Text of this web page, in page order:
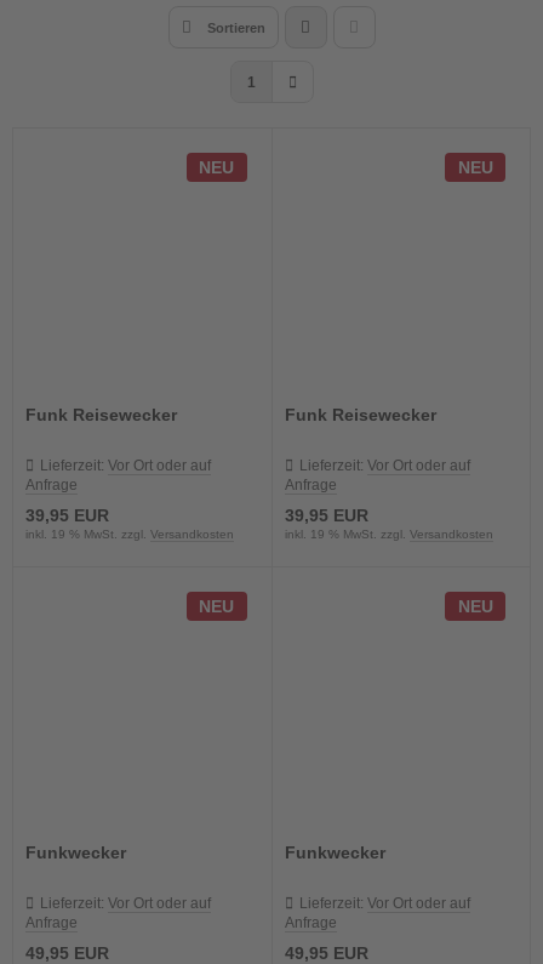
Sortieren
1
NEU
Funk Reisewecker
Lieferzeit: Vor Ort oder auf
Anfrage
39,95 EUR
inkl. 19 % MwSt. zzgl. Versandkosten
NEU
Funk Reisewecker
Lieferzeit: Vor Ort oder auf
Anfrage
39,95 EUR
inkl. 19 % MwSt. zzgl. Versandkosten
NEU
Funkwecker
Lieferzeit: Vor Ort oder auf
Anfrage
49,95 EUR
NEU
Funkwecker
Lieferzeit: Vor Ort oder auf
Anfrage
49,95 EUR